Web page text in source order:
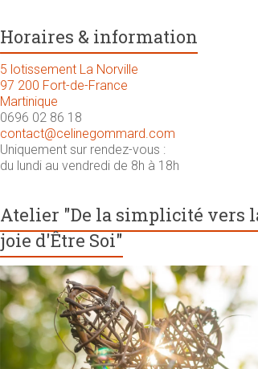
Horaires & information
5 lotissement La Norville
97 200 Fort-de-France
Martinique
0696 02 86 18
contact@celinegommard.com
Uniquement sur rendez-vous :
du lundi au vendredi de 8h à 18h
Atelier "De la simplicité vers
joie d'Être Soi"